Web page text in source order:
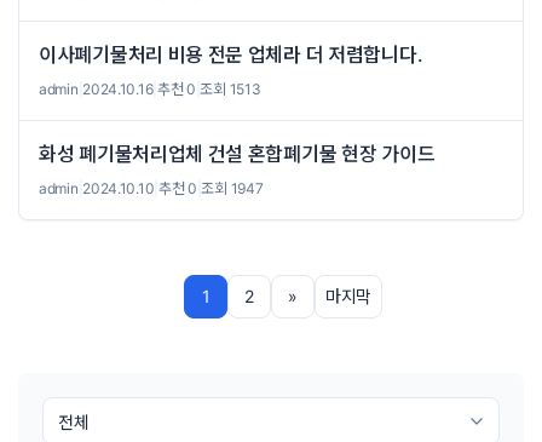
이사폐기물처리 비용 전문 업체라 더 저렴합니다.
admin 2024.10.16| 추천 0 |조회 1513
화성 폐기물처리업체 건설 혼합폐기물 현장 가이드
admin 2024.10.10 추천 0 |조회 1947
1 2 » 마지막